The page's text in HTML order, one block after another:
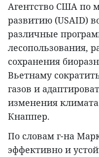
Агентство США по
развитию (USAID)
различные
лесопользования,
сохранения
Вьетнаму
газов и
изменения
Кнаппер.
По словам г-на
эффективно и